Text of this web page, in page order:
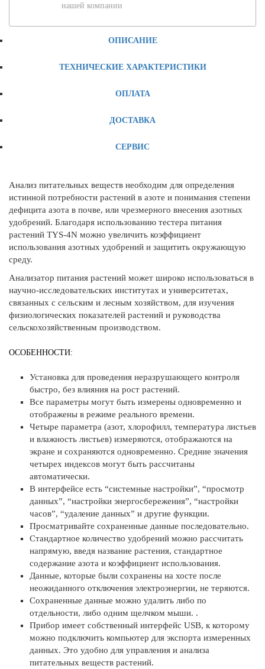
нашей компании
ОПИСАНИЕ
ТЕХНИЧЕСКИЕ ХАРАКТЕРИСТИКИ
ОПЛАТА
ДОСТАВКА
СЕРВИС
Анализ питательных веществ необходим для определения
истинной потребности растений в азоте и понимания степени
дефицита азота в почве, или чрезмерного внесения азотных
удобрений. Благодаря использованию тестера питания
растений TYS-4N можно увеличить коэффициент
использования азотных удобрений и защитить окружающую
среду.
Анализатор питания растений может широко использоваться в
научно-исследовательских институтах и университетах,
связанных с сельским и лесным хозяйством, для изучения
физиологических показателей растений и руководства
сельскохозяйственным производством.
ОСОБЕННОСТИ:
Установка для проведения неразрушающего контроля
быстро, без влияния на рост растений.
Все параметры могут быть измерены одновременно и
отображены в режиме реального времени.
Четыре параметра (азот, хлорофилл, температура листьев
и влажность листьев) измеряются, отображаются на
экране и сохраняются одновременно. Средние значения
четырех индексов могут быть рассчитаны
автоматически.
В интерфейсе есть “системные настройки”, “просмотр
данных”, “настройки энергосбережения”, “настройки
часов”, “удаление данных” и другие функции.
Просматривайте сохраненные данные последовательно.
Стандартное количество удобрений можно рассчитать
напрямую, введя название растения, стандартное
содержание азота и коэффициент использования.
Данные, которые были сохранены на хосте после
неожиданного отключения электроэнергии, не теряются.
Сохраненные данные можно удалить либо по
отдельности, либо одним щелчком мыши. .
Прибор имеет собственный интерфейс USB, к которому
можно подключить компьютер для экспорта измеренных
данных. Это удобно для управления и анализа
питательных веществ растений.